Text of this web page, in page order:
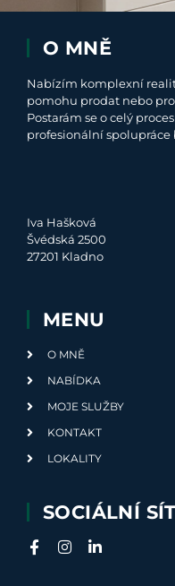
O MNĚ
Nabízím komplexní
pomohu prodat nebo
Postarám se o celý
profesionální spolupráce
Iva Hašková
Švédská 2500
27201 Kladno
MENU
O MNĚ
NABÍDKA
MOJE SLUŽBY
KONTAKT
LOKALITY
SOCIÁLNÍ